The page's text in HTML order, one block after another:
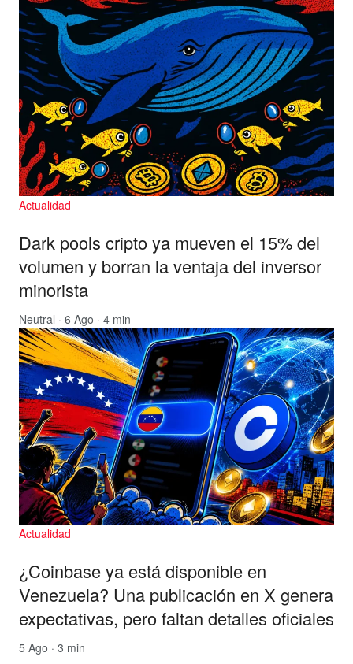
Actualidad
Dark pools cripto ya mueven el 15% del
volumen y borran la ventaja del inversor
minorista
Neutral · 6 Ago · 4 min
Actualidad
¿Coinbase ya está disponible en
Venezuela? Una publicación en X genera
expectativas, pero faltan detalles oficiales
5 Ago · 3 min